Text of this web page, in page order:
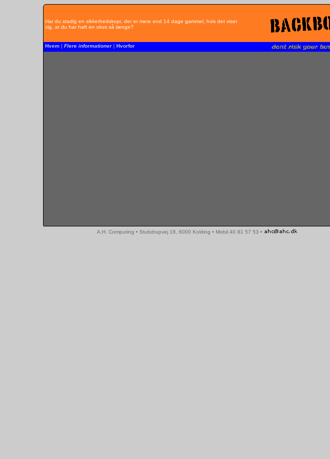
Har du stadig en sikkerhedskopi, der er mere end 14 dage gammel, hvis det viser
sig, at du har haft en virus så længe?
Hvem | Flere informationer| Hvorfor
A.H. Computing • Stubdrupvej 18, 6000 Kolding • Mobil 40 81 57 53 •